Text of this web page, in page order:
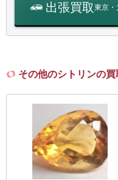
出張買取東京・
その他のシトリンの買